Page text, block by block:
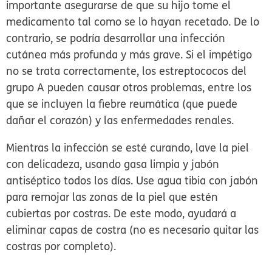
importante asegurarse de que su hijo tome el
medicamento tal como se lo hayan recetado. De lo
contrario, se podría desarrollar una infección
cutánea más profunda y más grave. Si el impétigo
no se trata correctamente, los estreptococos del
grupo A pueden causar otros problemas, entre los
que se incluyen la fiebre reumática (que puede
dañar el corazón) y las enfermedades renales.
Mientras la infección se esté curando, lave la piel
con delicadeza, usando gasa limpia y jabón
antiséptico todos los días. Use agua tibia con jabón
para remojar las zonas de la piel que estén
cubiertas por costras. De este modo, ayudará a
eliminar capas de costra (no es necesario quitar las
costras por completo).